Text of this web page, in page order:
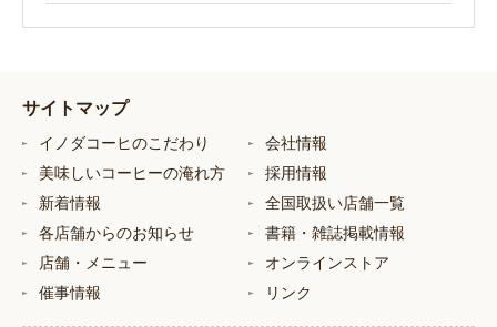
サイトマップ
イノダコーヒのこだわり
美味しいコーヒーの淹れ方
新着情報
各店舗からのお知らせ
店舗・メニュー
催事情報
会社情報
採用情報
全国取扱い店舗一覧
書籍・雑誌掲載情報
オンラインストア
リンク